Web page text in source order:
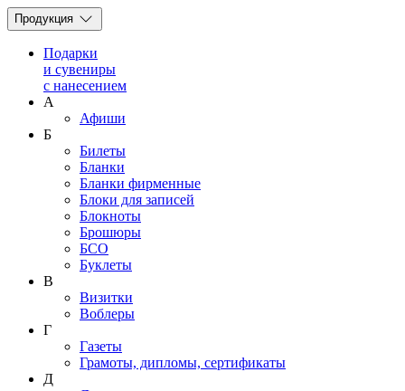
Продукция
Подарки
и сувениры
с нанесением
А
Афиши
Б
Билеты
Бланки
Бланки фирменные
Блоки для записей
Блокноты
Брошюры
БСО
Буклеты
В
Визитки
Воблеры
Г
Газеты
Грамоты, дипломы, сертификаты
Д